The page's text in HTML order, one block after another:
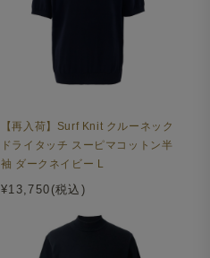
【再入荷】Surf Knit クルーネック
ドライタッチ スーピマコットン半
袖 ダークネイビー L
¥13,750(税込)